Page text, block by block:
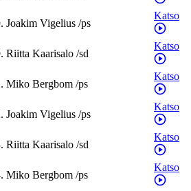
. Joakim Vigelius /ps
Katso
. Riitta Kaarisalo /sd
Katso
. Miko Bergbom /ps
Katso
. Joakim Vigelius /ps
Katso
. Riitta Kaarisalo /sd
Katso
. Miko Bergbom /ps
Katso